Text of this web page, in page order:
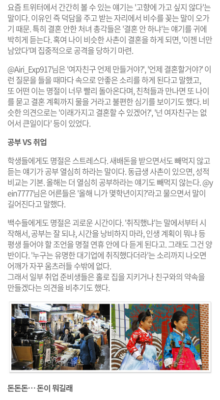
요즘 트위터에서 간간히 볼 수 있는 얘기는 '고향에 가고 싶지 않다'는
말이다. 이유인 즉 덕담을 주고 받는 자리에서 비수를 꽂는 말이 오가
기 때문. 특히 결혼 안한 처녀 총각들은 '결혼 안 하냐'는 얘기를 귀에
박히게 듣는다. 혹여 나이 비슷한 사촌이 결혼을 하게 되면, '이젠 너만
남았다'며 집중적으로 공격을 당하기 마련.
@Airi_Exp917님은 '여자친구 언제 만들거야?', '언제 결혼할거야?' 이
런 질문을 들을 때마다 속으로 안좋은 소리를 하게 된다고 말했고,
또 어떤 이는 명절이 너무 빨리 돌아온다며, 친척들과 만나면 또 나이
를 묻고 결혼 계획까지 물을 거라고 불편한 심기를 보이기도 했다. 비
슷한 의견으로는 '이래가지고 결혼할 수 있겠어?', '넌 여자친구는 없
어서 큰일이다' 등이 있었다.
공부 VS 취업
학생들에게도 명절은 스트레스다. 새배돈을 받으면서도 빼먹지 않고
듣는 얘기가 공부 열심히 하라는 말이다. 동급생 사촌이 있으면, 성적
비교는 기본. 올해는 더 열심히 공부하라는 얘기도 빼먹지 않는다. @y
ein7777님은 어른들은 '올해 니가 몇학년이지?'라고 물으면서 말이
길어진다고 말했다.
백수들에게도 명절은 괴로운 시간이다. '취직했냐'는 말에서부터 시
작해서, 공부는 잘 되냐, 시간을 낭비하지 마라, 인생 계획이 뭐냐 등
평생 들어야 할 조언을 명절 연휴 안에 다 듣게 된다고. 그래도 그건 양
반이다. '누구는 유명한 대기업에 취직했다더라'는 소리까지 나오면
어깨가 자꾸 움츠러들 수밖에 없다.
그래서 일부 취업 준비생들은 홀로 집을 지키거나 친구와의 약속을
만들겠다는 의견을 비추기도 했다.
돈돈돈… 돈이 뭐길래